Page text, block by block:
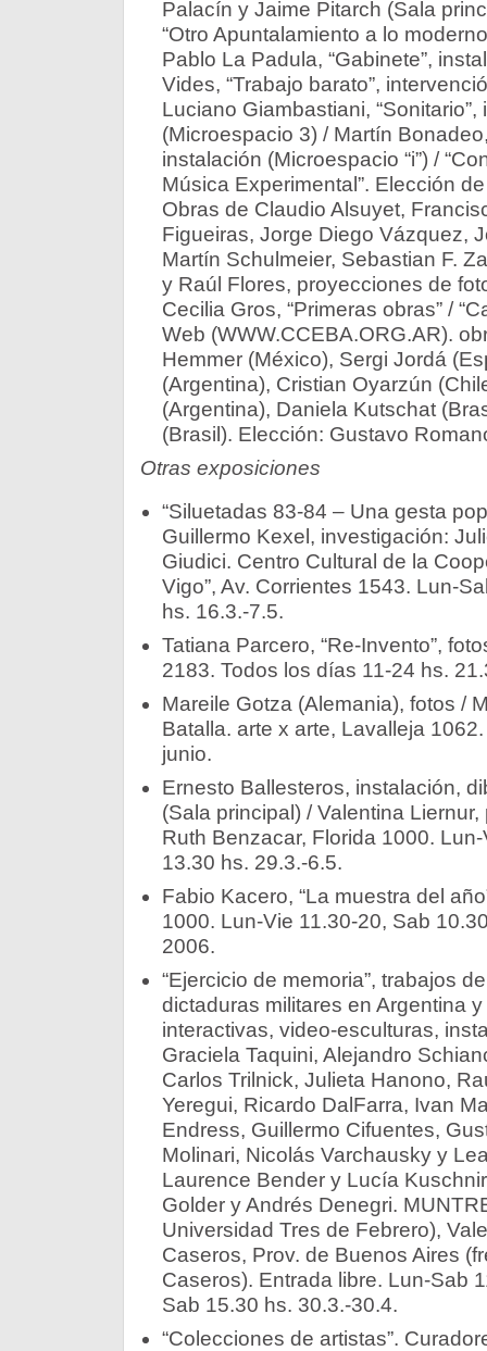
Palacín y Jaime Pitarch (Sala
“Otro Apuntalamiento a lo
Pablo La Padula, “Gabinete”,
Vides, “Trabajo barato”,
Luciano Giambastiani,
(Microespacio 3) / Martín
instalación (Microespacio “i”) /
Música Experimental”. Elección
Obras de Claudio Alsuyet,
Figueiras, Jorge Diego Vázquez,
Martín Schulmeier, Sebastian F.
y Raúl Flores, proyecciones de
Cecilia Gros, “Primeras obras” /
Web (WWW.CCEBA.ORG.AR).
Hemmer (México), Sergi Jordá
(Argentina), Cristian Oyarzún
(Argentina), Daniela Kutschat
(Brasil). Elección: Gustavo
Otras exposiciones
“Siluetadas 83-84 – Una gesta
Guillermo Kexel, investigación:
Giudici. Centro Cultural de la
Vigo”, Av. Corrientes 1543. Lun-
hs. 16.3.-7.5.
Tatiana Parcero, “Re-Invento”,
2183. Todos los días 11-24 hs.
Mareile Gotza (Alemania), fotos /
Batalla. arte x arte, Lavalleja
junio.
Ernesto Ballesteros, instalación,
(Sala principal) / Valentina
Ruth Benzacar, Florida 1000.
13.30 hs. 29.3.-6.5.
Fabio Kacero, “La muestra del
1000. Lun-Vie 11.30-20, Sab
2006.
“Ejercicio de memoria”, trabajos
dictaduras militares en Argentina
interactivas, video-esculturas,
Graciela Taquini, Alejandro
Carlos Trilnick, Julieta Hanono,
Yeregui, Ricardo DalFarra, Ivan
Endress, Guillermo Cifuentes,
Molinari, Nicolás Varchausky y
Laurence Bender y Lucía
Golder y Andrés Denegri.
Universidad Tres de Febrero),
Caseros, Prov. de Buenos Aires
Caseros). Entrada libre. Lun-Sab
Sab 15.30 hs. 30.3.-30.4.
“Colecciones de artistas”.